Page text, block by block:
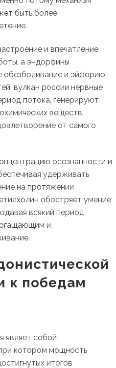
быть более
и впечатление
а эндорфины
обезболивание и эйфорию
вулкан россии нервные
потока, генерируют
веществ,
от самого
осознанности и
удерживать
на протяжении
обостряет умение
всякий период
и
к победам
являет собой
котором мощность
итогов